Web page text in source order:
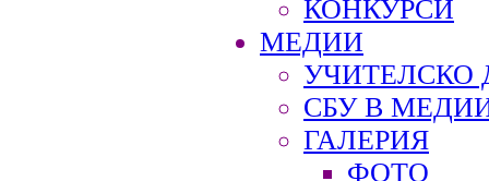
КОНКУРСИ
МЕДИИ
УЧИТЕЛСКО
СБУ В
ГАЛЕРИЯ
ФОТО